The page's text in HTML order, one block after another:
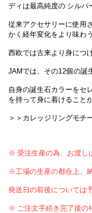
ディは最高純度の シルバ
従来アクセサリーに使用
かく経年変化をより味わ
西欧では古来より身につ
JAMでは、その12個の誕
自身の誕生石カラーをセ
を持って身に着けること
＞＞カレッジリングモチ
※ 受注生産の為、お渡し
※工場の生産の都合上、
発送日の前後については
※ ご注文手続き完了後のｷ